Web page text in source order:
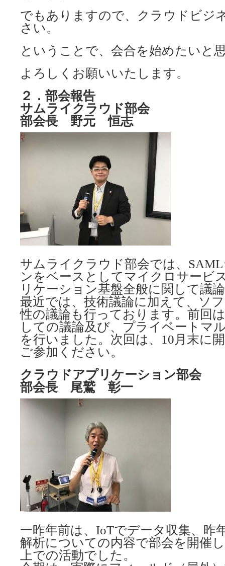
でもありますので、クラウドビジ
さい。
ということで、会合を始めたいと
よろしくお願いいたします。
２．部会報告
サムライクラウド部会
部会長 野元 恒志
サムライクラウド部会では、
ンをベースとしてマイクロサービ
リケーション基盤全般に関して議
最近では、技術議論に加えて、ソ
性の議論も行っております。前回
しての議論及び、プライベートマ
を行いました。次回は、10月末に
ご参加ください。
クラウドアプリケーション部会
部会長 尾鷲 彰一
一昨年前は、IoTでデータ収集、昨
解析についての内容で部会を開催
上での活動でした。